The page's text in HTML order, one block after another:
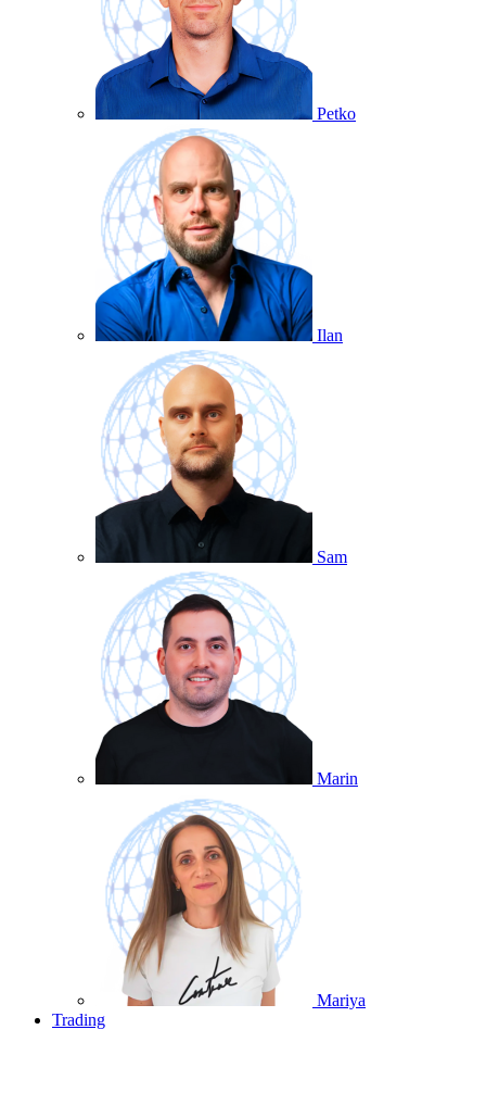
Petko
Ilan
Sam
Marin
Mariya
Trading